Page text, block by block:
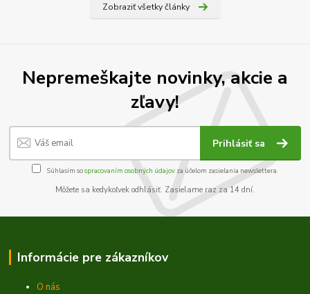
Zobraziť všetky články
Nepremeškajte novinky, akcie a
zľavy!
Prihlásiť sa
Súhlasím sospracovaním osobných údajov za účelom zasielania newslettera.
Môžete sa kedykoľvek odhlásiť. Zasielame raz za 14 dní.
Informácie pre zákazníkov
O nás